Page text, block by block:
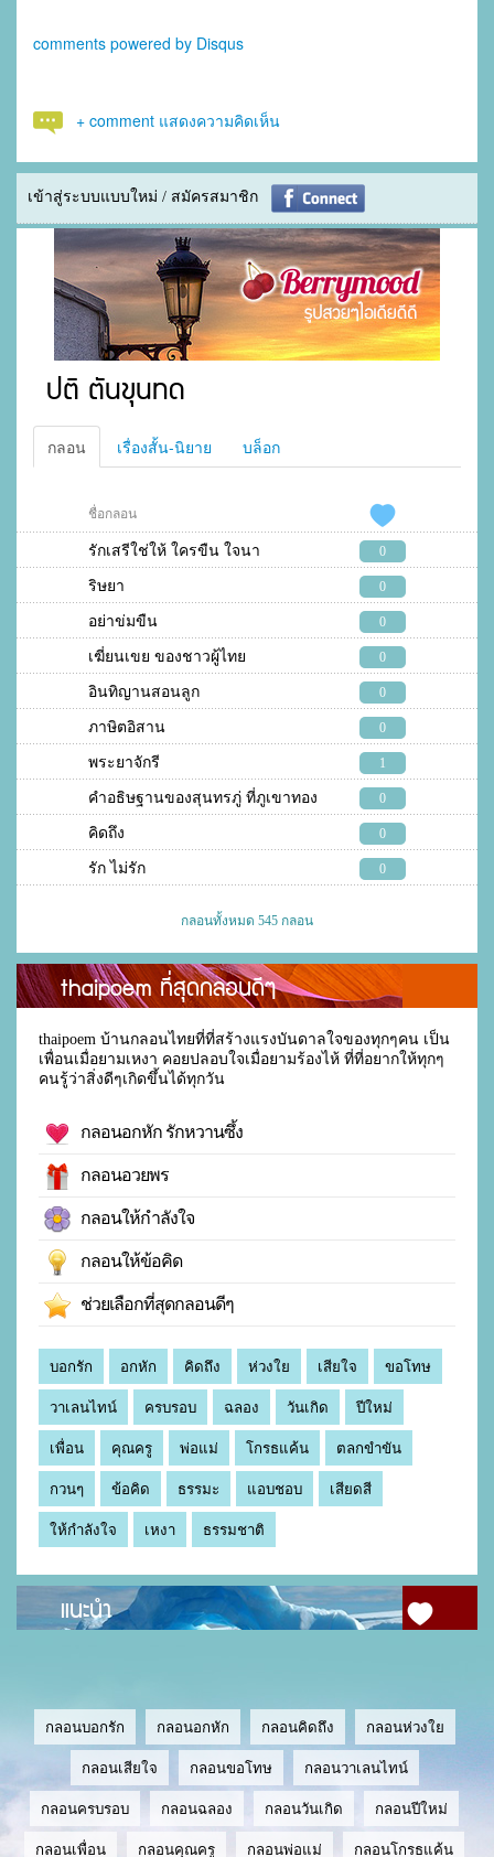
comments powered by Disqus
+ comment แสดงความคิดเห็น
เข้าสู่ระบบแบบใหม่ / สมัครสมาชิก
ปติ ตันขุนทด
กลอน เรื่องสั้น-นิยาย บล็อก
ชื่อกลอน
รักเสรีใช่ให้ ใครขืน ใจนา 0
ริษยา 0
อย่าข่มขืน 0
เฆี่ยนเขย ของชาวผู้ไทย 0
อินทิญานสอนลูก 0
ภาษิตอิสาน 0
พระยาจักรี 1
คำอธิษฐานของสุนทรภู่ ที่ภูเขาทอง 0
คิดถึง 0
รัก ไม่รัก 0
กลอนทั้งหมด 545 กลอน
thaipoem ที่สุดกลอนดีๆ
thaipoem บ้านกลอนไทยที่ที่สร้างแรงบันดาลใจของทุกๆคน เป็น
เพื่อนเมื่อยามเหงา คอยปลอบใจเมื่อยามร้องไห้ ที่ที่อยากให้ทุกๆ
คนรู้ว่าสิ่งดีๆเกิดขึ้นได้ทุกวัน
กลอนอกหัก รักหวานซึ้ง
กลอนอวยพร
กลอนให้กำลังใจ
กลอนให้ข้อคิด
ช่วยเลือกที่สุดกลอนดีๆ
บอกรัก อกหัก คิดถึง ห่วงใย เสียใจ ขอโทษ
วาเลนไทน์ ครบรอบ ฉลอง วันเกิด ปีใหม่
เพื่อน คุณครู พ่อแม่ โกรธแค้น ตลกขำขัน
กวนๆ ข้อคิด ธรรมะ แอบชอบ เสียดสี
ให้กำลังใจ เหงา ธรรมชาติ
แนะนำ
กลอนบอกรัก กลอนอกหัก กลอนคิดถึง กลอนห่วงใย
กลอนเสียใจ กลอนขอโทษ กลอนวาเลนไทน์
กลอนครบรอบ กลอนฉลอง กลอนวันเกิด กลอนปีใหม่
กลอนเพื่อน กลอนคุณครู กลอนพ่อแม่ กลอนโกรธแค้น